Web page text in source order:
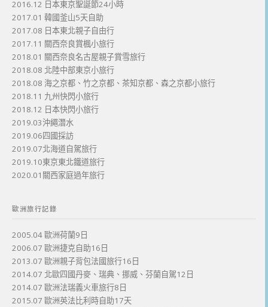
2016.12 日本東京聖誕節24小時
2017.01 韓國釜山5天自助
2017.08 日本東北親子自由行
2017.11 關西奈良賞楓小旅行
2018.01 關西奈良名古屋親子賞雪旅行
2018.08 北陸中部東京小旅行
2018.08 海之京都、竹之京都、茶知京都、森之京都小旅行
2018.11 九州快閃小旅行
2018.12 日本快閃小旅行
2019.03沖繩潛水
2019.06四國採訪
2019.07北海道自駕旅行
2019.10東京東北鐵道旅行
2020.01關西家庭過年旅行
歐洲旅行記錄
2005.04 歐洲荷蘭9日
2006.07 歐洲捷克自助16日
2013.07 歐洲親子背包法國旅行16日
2014.07 北歐四國丹麥、瑞典、挪威、芬蘭自駕12日
2014.07 歐洲法瑞義火車旅行8日
2015.07 歐洲英法比利時自助17天